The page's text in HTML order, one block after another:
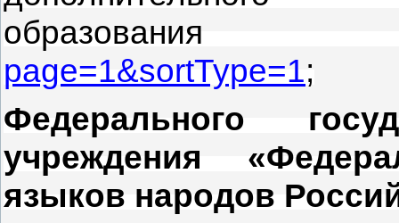
page=1&sortType=1;
Федерального
учреждения
языков народов